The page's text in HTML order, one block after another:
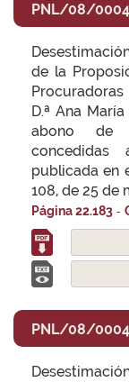
PNL/08/
de la
Procuradoras
D.ª Ana
abono de
concedidas
publicada en
108, de 25 de
Página 22.183 -
PNL/08/